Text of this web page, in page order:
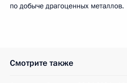
по добыче драгоценных металлов.
Смотрите также